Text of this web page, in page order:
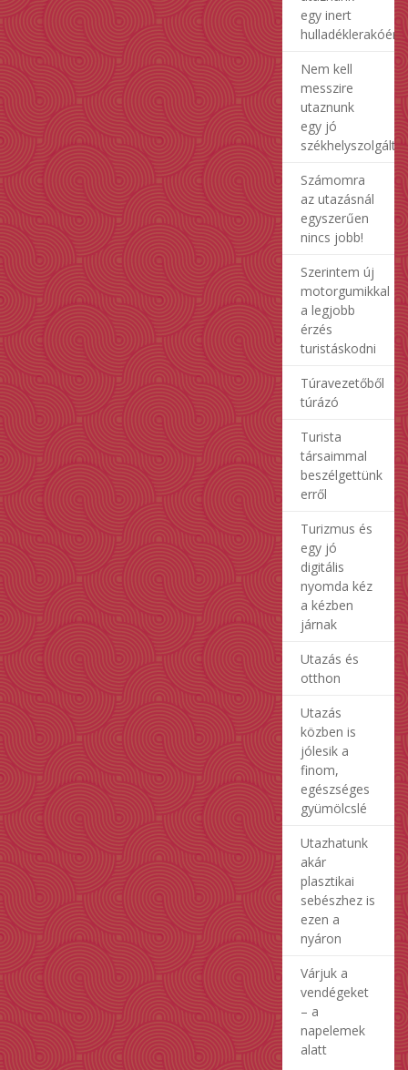
egy inert
hulladéklerakóért
Nem kell
messzire
utaznunk
egy jó
Számomra
az utazásnál
egyszerűen
nincs jobb!
Szerintem új
motorgumikkal
a legjobb
érzés
turistáskodni
Túravezetőből
túrázó
Turista
társaimmal
beszélgettünk
erről
Turizmus és
egy jó
digitális
nyomda kéz
a kézben
járnak
Utazás és
otthon
Utazás
közben is
jólesik a
finom,
egészséges
gyümölcslé
Utazhatunk
akár
plasztikai
sebészhez is
ezen a
nyáron
Várjuk a
vendégeket
– a
napelemek
alatt